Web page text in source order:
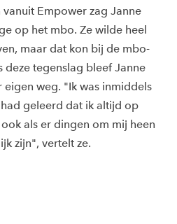
Empower zag Janne
op het mbo. Ze wilde heel
maar dat kon bij de mbo-
tegenslag bleef Janne
eigen weg. "Ik was inmiddels
geleerd dat ik altijd op
als er dingen om mij heen
zijn", vertelt ze.